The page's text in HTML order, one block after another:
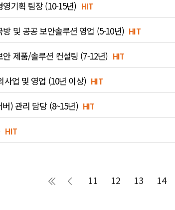
기획 팀장 (10-15년) HIT
및 공공 보안솔루션 영업 (5-10년) HIT
제품/솔루션 컨설팅 (7-12년) HIT
업 및 영업 (10년 이상) HIT
) 관리 담당 (8~15년) HIT
HIT
11 12 13 14